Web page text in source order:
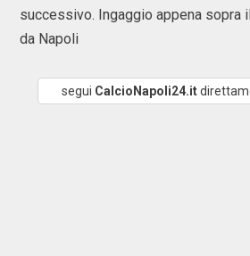
successivo. Ingaggio appena sopra
da Napoli
segui CalcioNapoli24.it